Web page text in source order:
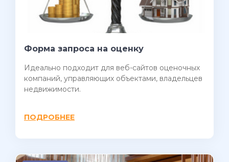
Форма запроса на оценку
Идеально подходит для веб-сайтов оценочных
компаний, управляющих объектами, владельцев
недвижимости.
ПОДРОБНЕЕ